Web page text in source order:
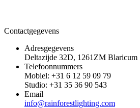
Contactgegevens
Adresgegevens
Deltazijde 32D, 1261ZM Blaricum
Telefoonnummers
Mobiel: +31 6 12 59 09 79
Studio: +31 35 36 90 543
Email
info@rainforestlighting.com